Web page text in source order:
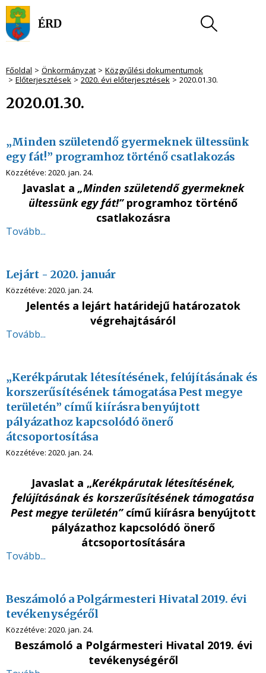
Főoldal Önkormányzat
Közgyűlési dokumentumok
Előterjesztések
2020. évi előterjesztések 2020.01.30.
2020.01.30.
„Minden születendő gyermeknek ültessünk
egy fát!” programhoz történő csatlakozás
Közzétéve: 2020. jan. 24.
Javaslat a „Minden születendő gyermeknek
ültessünk egy fát!”programhoz történő
csatlakozásra
Tovább...
Lejárt - 2020. január
Közzétéve: 2020. jan. 24.
Jelentés a lejárt határidejű határozatok
végrehajtásáról
Tovább...
„Kerékpárutak létesítésének, felújításának és
korszerűsítésének támogatása Pest megye
területén” című kiírásra benyújtott
pályázathoz kapcsolódó önerő
átcsoportosítása
Közzétéve: 2020. jan. 24.
Javaslat a „Kerékpárutak létesítésének,
felújításának és korszerűsítésének támogatása
Pest megye területén”című kiírásra benyújtott
pályázathoz kapcsolódó önerő
átcsoportosítására
Tovább...
Beszámoló a Polgármesteri Hivatal 2019. évi
tevékenységéről
Közzétéve: 2020. jan. 24.
Beszámoló a Polgármesteri Hivatal 2019. évi
tevékenységéről